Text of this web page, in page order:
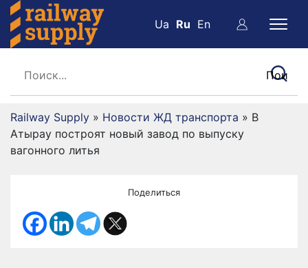
Ua Ru En
Railway Supply » Новости ЖД транспорта » В
Атырау построят новый завод по выпуску
вагонного литья
Поделиться